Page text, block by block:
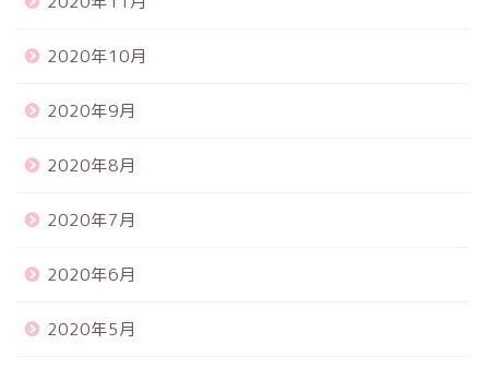
2020年10月
2020年9月
2020年8月
2020年7月
2020年6月
2020年5月